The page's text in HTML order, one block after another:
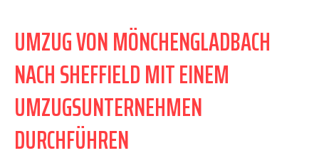
UMZUG VON MÖNCHENGLADBACH
NACH SHEFFIELD MIT EINEM
UMZUGSUNTERNEHMEN
DURCHFÜHREN